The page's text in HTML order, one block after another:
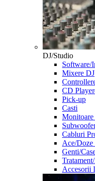
DJ/Studio
Software/
Mixere DJ
CD
Pick-up
Casti
Cabluri
Ace/Doze
Genti/
Accesorii